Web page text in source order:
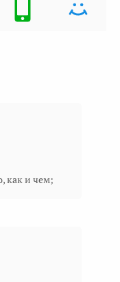
как и чем;